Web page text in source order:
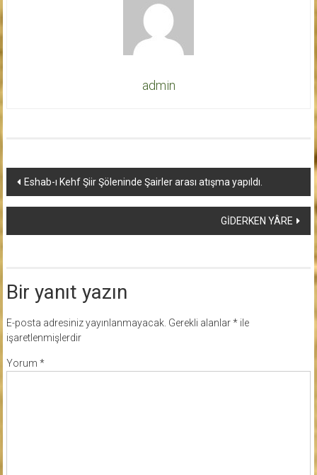
admin
Yazı
dolaşımı
Eshab-ı Kehf Şiir Şöleninde Şairler arası atışma yapıldı.
GİDERKEN YÂRE
Bir yanıt yazın
E-posta adresiniz yayınlanmayacak. Gerekli alanlar*ile
işaretlenmişlerdir
Yorum *